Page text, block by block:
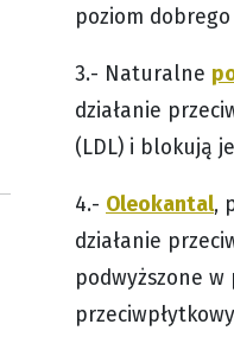
poziom dobrego
3.- Naturalne
działanie
(LDL) i blokują
4.- Oleokantal,
działanie
podwyższone